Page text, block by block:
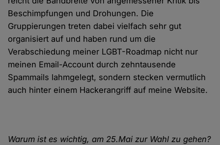
Beschimpfungen und Drohungen. Die
Gruppierungen treten dabei vielfach sehr gut
organisiert auf und haben rund um die
Verabschiedung meiner LGBT-Roadmap nicht nur
meinen Email-Account durch zehntausende
Spammails lahmgelegt, sondern stecken vermutlich
auch hinter einem Hackerangriff auf meine Website.
Warum ist es wichtig, am 25.Mai zur Wahl zu gehen?